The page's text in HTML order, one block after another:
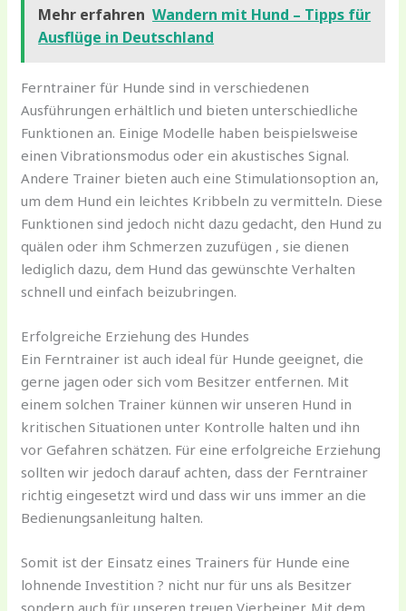
Mehr erfahren Wandern mit Hund – Tipps für
Ausflüge in Deutschland
Ferntrainer für Hunde sind in verschiedenen
Ausführungen erhältlich und bieten unterschiedliche
Funktionen an. Einige Modelle haben beispielsweise
einen Vibrationsmodus oder ein akustisches Signal.
Andere Trainer bieten auch eine Stimulationsoption an,
um dem Hund ein leichtes Kribbeln zu vermitteln. Diese
Funktionen sind jedoch nicht dazu gedacht, den Hund zu
quälen oder ihm Schmerzen zuzufügen , sie dienen
lediglich dazu, dem Hund das gewünschte Verhalten
schnell und einfach beizubringen.
Erfolgreiche Erziehung des Hundes
Ein Ferntrainer ist auch ideal für Hunde geeignet, die
gerne jagen oder sich vom Besitzer entfernen. Mit
einem solchen Trainer künnen wir unseren Hund in
kritischen Situationen unter Kontrolle halten und ihn
vor Gefahren schätzen. Für eine erfolgreiche Erziehung
sollten wir jedoch darauf achten, dass der Ferntrainer
richtig eingesetzt wird und dass wir uns immer an die
Bedienungsanleitung halten.
Somit ist der Einsatz eines Trainers für Hunde eine
lohnende Investition ? nicht nur für uns als Besitzer
sondern auch für unseren treuen Vierbeiner. Mit dem